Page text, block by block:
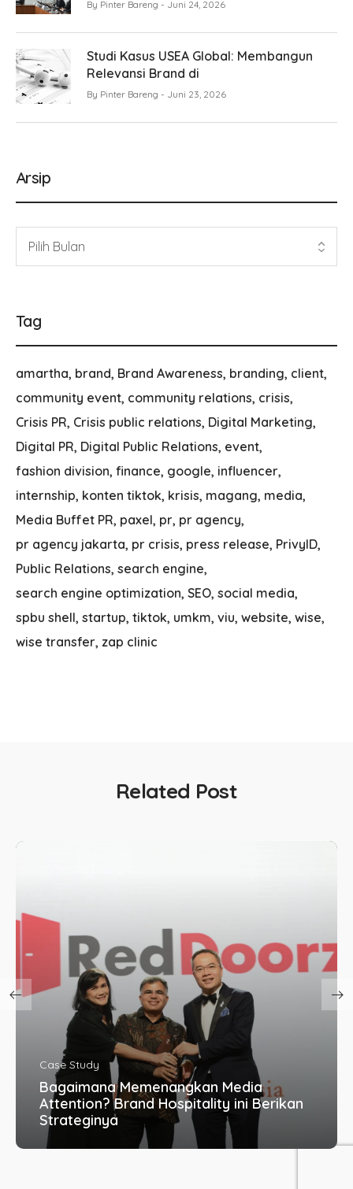
By Pinter Bareng Juni 24, 2026
Studi Kasus USEA Global: Membangun
Relevansi Brand di
By Pinter Bareng Juni 23, 2026
Arsip
Tag
amartha brand Brand Awareness branding client
community event community relations crisis
Crisis PR Crisis public relations Digital Marketing
Digital PR Digital Public Relations event
fashion division finance google influencer
internship konten tiktok krisis magang media
Media Buffet PR paxel pr pr agency
pr agency jakarta pr crisis press release PrivyID
Public Relations search engine
search engine optimization SEO social media
spbu shell startup tiktok umkm viu website wise
wise transfer zap clinic
Related Post
Education
Bagaimana Membangun Percakapan
Organik Selama Ramadan Tanpa Hard
Selling